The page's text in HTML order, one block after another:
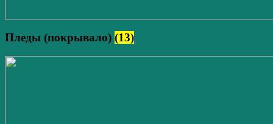
Пледы (покрывало) (13)